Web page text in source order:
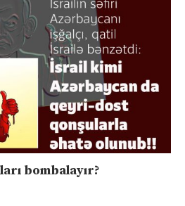
bombalayır?